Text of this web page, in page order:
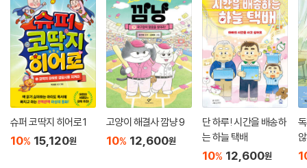
슈퍼 코딱지 히어로 1
10% 15,120원
고양이 해결사 깜냥 9
10% 12,600원
단 하루! 시간을 배송하
는 하늘 택배
10% 12,600원